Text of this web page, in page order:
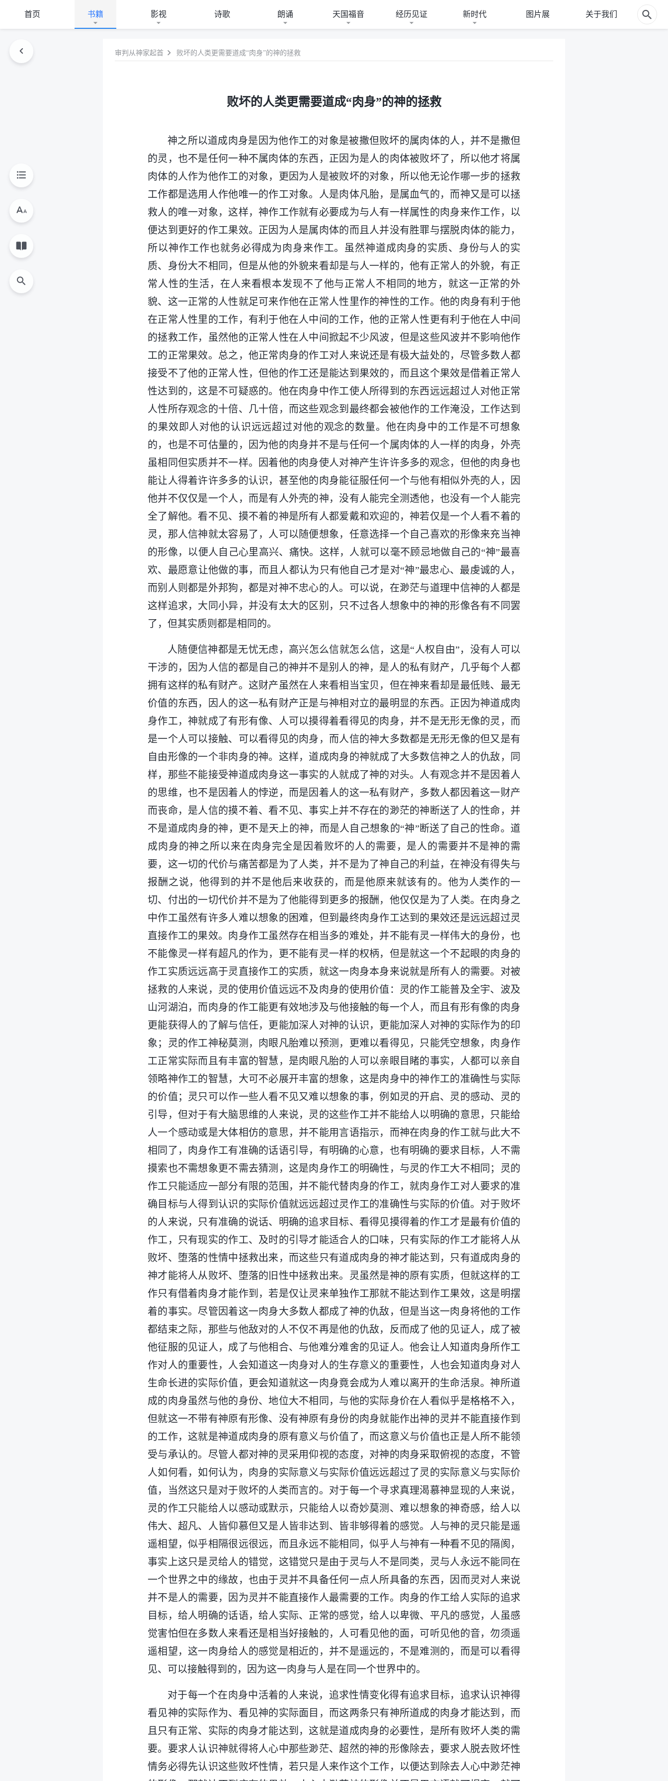
首页 书籍 影视 诗歌 朗诵 天国福音 经历见证 新时代 图片展 关于我们
审判从神家起首 败坏的人类更需要道成“肉身”的神的拯救
败坏的人类更需要道成“肉身”的神的拯救
神之所以道成肉身是因为他作工的对象是被撒但败坏的属肉体的人，并不是撒但
的灵，也不是任何一种不属肉体的东西，正因为是人的肉体被败坏了，所以他才将属
肉体的人作为他作工的对象，更因为人是被败坏的对象，所以他无论作哪一步的拯救
工作都是选用人作他唯一的作工对象。人是肉体凡胎，是属血气的，而神又是可以拯
救人的唯一对象，这样，神作工作就有必要成为与人有一样属性的肉身来作工作，以
便达到更好的作工果效。正因为人是属肉体的而且人并没有胜罪与摆脱肉体的能力，
所以神作工作也就务必得成为肉身来作工。虽然神道成肉身的实质、身份与人的实
质、身份大不相同，但是从他的外貌来看却是与人一样的，他有正常人的外貌，有正
常人性的生活，在人来看根本发现不了他与正常人不相同的地方，就这一正常的外
貌、这一正常的人性就足可来作他在正常人性里作的神性的工作。他的肉身有利于他
在正常人性里的工作，有利于他在人中间的工作，他的正常人性更有利于他在人中间
的拯救工作，虽然他的正常人性在人中间掀起不少风波，但是这些风波并不影响他作
工的正常果效。总之，他正常肉身的作工对人来说还是有极大益处的，尽管多数人都
接受不了他的正常人性，但他的作工还是能达到果效的，而且这个果效是借着正常人
性达到的，这是不可疑惑的。他在肉身中作工使人所得到的东西远远超过人对他正常
人性所存观念的十倍、几十倍，而这些观念到最终都会被他作的工作淹没，工作达到
的果效即人对他的认识远远超过对他的观念的数量。他在肉身中的工作是不可想象
的，也是不可估量的，因为他的肉身并不是与任何一个属肉体的人一样的肉身，外壳
虽相同但实质并不一样。因着他的肉身使人对神产生许许多多的观念，但他的肉身也
能让人得着许许多多的认识，甚至他的肉身能征服任何一个与他有相似外壳的人，因
他并不仅仅是一个人，而是有人外壳的神，没有人能完全测透他，也没有一个人能完
全了解他。看不见、摸不着的神是所有人都爱戴和欢迎的，神若仅是一个人看不着的
灵，那人信神就太容易了，人可以随便想象，任意选择一个自己喜欢的形像来充当神
的形像，以便人自己心里高兴、痛快。这样，人就可以毫不顾忌地做自己的“神”最喜
欢、最愿意让他做的事，而且人都认为只有他自己才是对“神”最忠心、最虔诚的人，
而别人则都是外邦狗，都是对神不忠心的人。可以说，在渺茫与道理中信神的人都是
这样追求，大同小异，并没有太大的区别，只不过各人想象中的神的形像各有不同罢
了，但其实质则都是相同的。
人随便信神都是无忧无虑，高兴怎么信就怎么信，这是“人权自由”，没有人可以
干涉的，因为人信的都是自己的神并不是别人的神，是人的私有财产，几乎每个人都
拥有这样的私有财产。这财产虽然在人来看相当宝贝，但在神来看却是最低贱、最无
价值的东西，因人的这一私有财产正是与神相对立的最明显的东西。正因为神道成肉
身作工，神就成了有形有像、人可以摸得着看得见的肉身，并不是无形无像的灵，而
是一个人可以接触、可以看得见的肉身，而人信的神大多数都是无形无像的但又是有
自由形像的一个非肉身的神。这样，道成肉身的神就成了大多数信神之人的仇敌，同
样，那些不能接受神道成肉身这一事实的人就成了神的对头。人有观念并不是因着人
的思维，也不是因着人的悖逆，而是因着人的这一私有财产，多数人都因着这一财产
而丧命，是人信的摸不着、看不见、事实上并不存在的渺茫的神断送了人的性命，并
不是道成肉身的神，更不是天上的神，而是人自己想象的“神”断送了自己的性命。道
成肉身的神之所以来在肉身完全是因着败坏的人的需要，是人的需要并不是神的需
要，这一切的代价与痛苦都是为了人类，并不是为了神自己的利益，在神没有得失与
报酬之说，他得到的并不是他后来收获的，而是他原来就该有的。他为人类作的一
切、付出的一切代价并不是为了他能得到更多的报酬，他仅仅是为了人类。在肉身之
中作工虽然有许多人难以想象的困难，但到最终肉身作工达到的果效还是远远超过灵
直接作工的果效。肉身作工虽然存在相当多的难处，并不能有灵一样伟大的身份，也
不能像灵一样有超凡的作为，更不能有灵一样的权柄，但是就这一个不起眼的肉身的
作工实质远远高于灵直接作工的实质，就这一肉身本身来说就是所有人的需要。对被
拯救的人来说，灵的使用价值远远不及肉身的使用价值：灵的作工能普及全宇、波及
山河湖泊，而肉身的作工能更有效地涉及与他接触的每一个人，而且有形有像的肉身
更能获得人的了解与信任，更能加深人对神的认识，更能加深人对神的实际作为的印
象；灵的作工神秘莫测，肉眼凡胎难以预测，更难以看得见，只能凭空想象，肉身作
工正常实际而且有丰富的智慧，是肉眼凡胎的人可以亲眼目睹的事实，人都可以亲自
领略神作工的智慧，大可不必展开丰富的想象，这是肉身中的神作工的准确性与实际
的价值；灵只可以作一些人看不见又难以想象的事，例如灵的开启、灵的感动、灵的
引导，但对于有大脑思维的人来说，灵的这些作工并不能给人以明确的意思，只能给
人一个感动或是大体相仿的意思，并不能用言语指示，而神在肉身的作工就与此大不
相同了，肉身作工有准确的话语引导，有明确的心意，也有明确的要求目标，人不需
摸索也不需想象更不需去猜测，这是肉身作工的明确性，与灵的作工大不相同；灵的
作工只能适应一部分有限的范围，并不能代替肉身的作工，就肉身作工对人要求的准
确目标与人得到认识的实际价值就远远超过灵作工的准确性与实际的价值。对于败坏
的人来说，只有准确的说话、明确的追求目标、看得见摸得着的作工才是最有价值的
作工，只有现实的作工、及时的引导才能适合人的口味，只有实际的作工才能将人从
败坏、堕落的性情中拯救出来，而这些只有道成肉身的神才能达到，只有道成肉身的
神才能将人从败坏、堕落的旧性中拯救出来。灵虽然是神的原有实质，但就这样的工
作只有借着肉身才能作到，若是仅让灵来单独作工那就不能达到作工果效，这是明摆
着的事实。尽管因着这一肉身大多数人都成了神的仇敌，但是当这一肉身将他的工作
都结束之际，那些与他敌对的人不仅不再是他的仇敌，反而成了他的见证人，成了被
他征服的见证人，成了与他相合、与他难分难舍的见证人。他会让人知道肉身所作工
作对人的重要性，人会知道这一肉身对人的生存意义的重要性，人也会知道肉身对人
生命长进的实际价值，更会知道就这一肉身竟会成为人难以离开的生命活泉。神所道
成的肉身虽然与他的身份、地位大不相同，与他的实际身价在人看似乎是格格不入，
但就这一不带有神原有形像、没有神原有身份的肉身就能作出神的灵并不能直接作到
的工作，这就是神道成肉身的原有意义与价值了，而这意义与价值也正是人所不能领
受与承认的。尽管人都对神的灵采用仰视的态度，对神的肉身采取俯视的态度，不管
人如何看，如何认为，肉身的实际意义与实际价值远远超过了灵的实际意义与实际价
值，当然这只是对于败坏的人类而言的。对于每一个寻求真理渴慕神显现的人来说，
灵的作工只能给人以感动或默示，只能给人以奇妙莫测、难以想象的神奇感，给人以
伟大、超凡、人皆仰慕但又是人皆非达到、皆非够得着的感觉。人与神的灵只能是遥
遥相望，似乎相隔很远很远，而且永远不能相同，似乎人与神有一种看不见的隔阂，
事实上这只是灵给人的错觉，这错觉只是由于灵与人不是同类，灵与人永远不能同在
一个世界之中的缘故，也由于灵并不具备任何一点人所具备的东西，因而灵对人来说
并不是人的需要，因为灵并不能直接作人最需要的工作。肉身的作工给人实际的追求
目标，给人明确的话语，给人实际、正常的感觉，给人以卑微、平凡的感觉，人虽感
觉害怕但在多数人来看还是相当好接触的，人可看见他的面，可听见他的音，勿须遥
遥相望，这一肉身给人的感觉是相近的，并不是遥远的，不是难测的，而是可以看得
见、可以接触得到的，因为这一肉身与人是在同一个世界中的。
对于每一个在肉身中活着的人来说，追求性情变化得有追求目标，追求认识神得
看见神的实际作为、看见神的实际面目，而这两条只有神所道成的肉身才能达到，而
且只有正常、实际的肉身才能达到，这就是道成肉身的必要性，是所有败坏人类的需
要。要求人认识神就得将人心中那些渺茫、超然的神的形像除去，要求人脱去败坏性
情务必得先认识这些败坏性情，若只是人来作这个工作，以便达到除去人心中渺茫神